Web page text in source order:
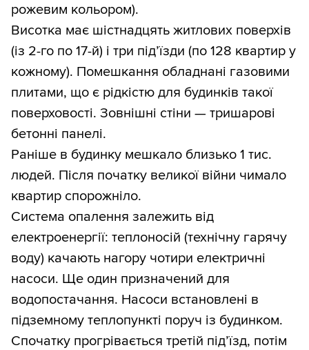
рожевим кольором).
Висотка має шістнадцять житлових поверхів
(із 2-го по 17-й) і три під’їзди (по 128 квартир у
кожному). Помешкання обладнані газовими
плитами, що є рідкістю для будинків такої
поверховості. Зовнішні стіни — тришарові
бетонні панелі.
Раніше в будинку мешкало близько 1 тис.
людей. Після початку великої війни чимало
квартир спорожніло.
Система опалення залежить від
електроенергії: теплоносій (технічну гарячу
воду) качають нагору чотири електричні
насоси. Ще один призначений для
водопостачання. Насоси встановлені в
підземному теплопункті поруч із будинком.
Спочатку прогрівається третій під’їзд, потім